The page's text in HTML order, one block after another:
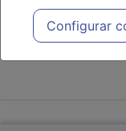
profesionales
cada caso
necesidades del
Configurar